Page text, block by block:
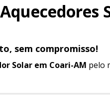
sem compromisso!
Solar em Coari-AM pelo